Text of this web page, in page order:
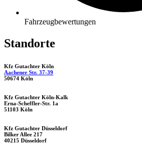
Fahrzeugbewertungen
Standorte
Kfz Gutachter Köln
Aachener Str. 37-39
50674 Köln
Kfz Gutachter Köln-Kalk
Erna-Scheffler-Str. 1a
51103 Köln
Kfz Gutachter Düsseldorf
Bilker Allee 217
40215 Düsseldorf